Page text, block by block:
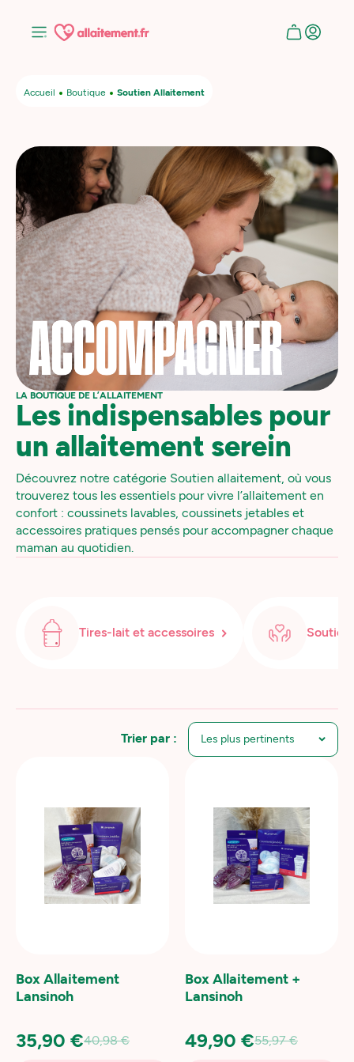
Accueil Boutique Soutien Allaitement
LA BOUTIQUE DE L’ALLAITEMENT
Les indispensables pour
un allaitement serein
Découvrez notre catégorie Soutien allaitement, où vous
trouverez tous les essentiels pour vivre l’allaitement en
confort : coussinets lavables, coussinets jetables et
accessoires pratiques pensés pour accompagner chaque
maman au quotidien.
Tires-lait et accessoires
Trier par :
Box Allaitement
Lansinoh
35,90 €40,98 €
Box Allaitement +
Lansinoh
49,90 €55,97 €